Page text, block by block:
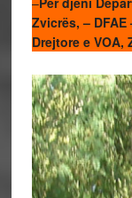
Zvicrës, –
Drejtore e VOA,